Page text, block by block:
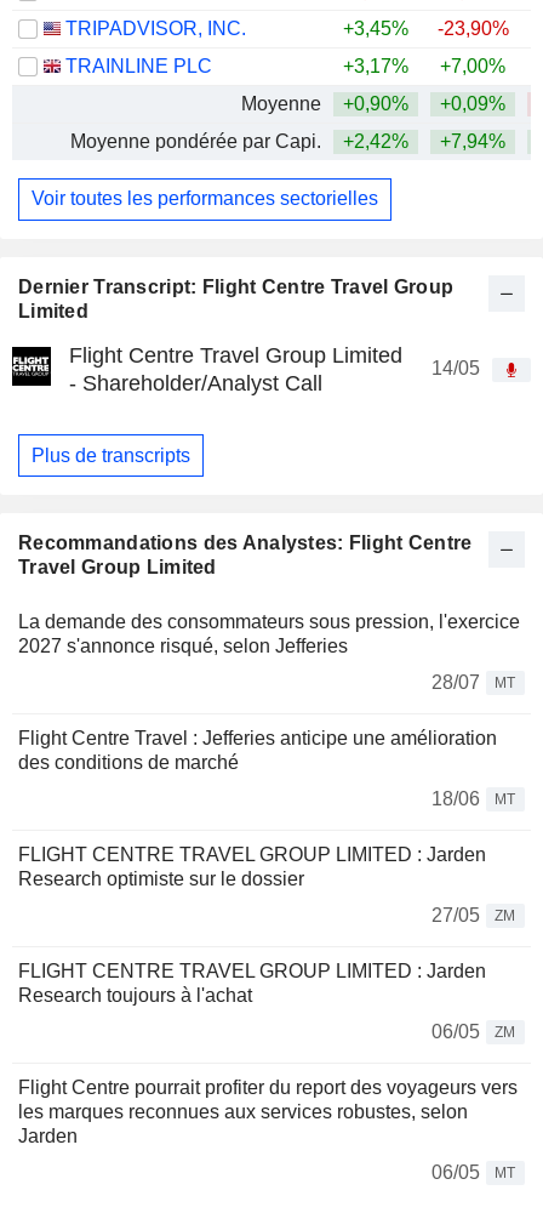
Dernier Transcript: Flight Centre Travel Group
Limited
Flight Centre Travel Group Limited
- Shareholder/Analyst Call
14/05
Plus de transcripts
Recommandations des Analystes: Flight Centre
Travel Group Limited
La demande des consommateurs sous pression, l'exercice
2027 s'annonce risqué, selon Jefferies
28/07
MT
Flight Centre Travel : Jefferies anticipe une amélioration
des conditions de marché
18/06
MT
FLIGHT CENTRE TRAVEL GROUP LIMITED : Jarden
Research optimiste sur le dossier
27/05
ZM
FLIGHT CENTRE TRAVEL GROUP LIMITED : Jarden
Research toujours à l'achat
06/05
ZM
Flight Centre pourrait profiter du report des voyageurs vers
les marques reconnues aux services robustes, selon
Jarden
06/05
MT
TRIPADVISOR, INC.
+3,45% -23,90%
TRAINLINE PLC
+3,17% +7,00%
Moyenne
+0,90% +0,09%
Moyenne pondérée par Capi.
+2,42% +7,94%
Voir toutes les performances sectorielles